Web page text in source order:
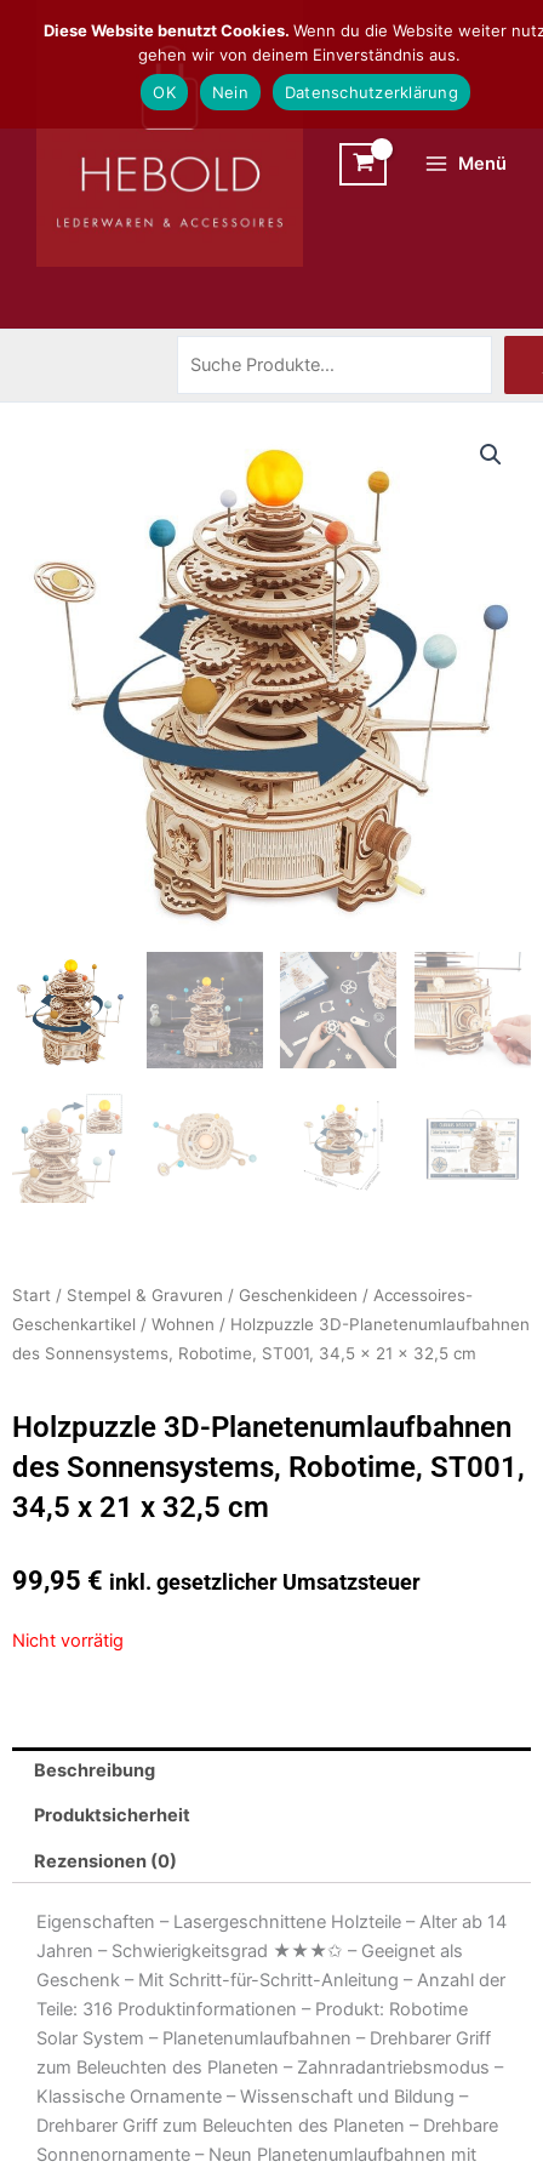
Inhalt
Menü
Start / Stempel & Gravuren / Geschenkideen / Accessoires-
Geschenkartikel / Wohnen / Holzpuzzle 3D-Planetenumlaufbahnen
des Sonnensystems, Robotime, ST001, 34,5 x 21 x 32,5 cm
Holzpuzzle 3D-Planetenumlaufbahnen
des Sonnensystems, Robotime, ST001,
34,5 x 21 x 32,5 cm
99,95 € inkl. gesetzlicher Umsatzsteuer
Nicht vorrätig
Beschreibung
Produktsicherheit
Rezensionen (0)
Eigenschaften – Lasergeschnittene Holzteile – Alter ab 14
Jahren – Schwierigkeitsgrad ★★★✩ – Geeignet als
Geschenk – Mit Schritt-für-Schritt-Anleitung – Anzahl der
Teile: 316 Produktinformationen – Produkt: Robotime
Solar System – Planetenumlaufbahnen – Drehbarer Griff
zum Beleuchten des Planeten – Zahnradantriebsmodus –
Klassische Ornamente – Wissenschaft und Bildung –
Drehbarer Griff zum Beleuchten des Planeten – Drehbare
Sonnenornamente – Neun Planetenumlaufbahnen mit
Diese Website benutzt Cookies. Wenn du die Website weiter
gehen wir von deinem Einverständnis aus.
OK
Nein Datenschutzerklärung